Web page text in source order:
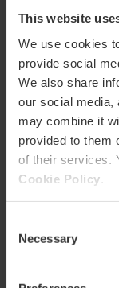
This website
We use cookies
provide social
We also share
our social media,
may combine it
provided to them
of their services.
Cookie Policy
Selection
Necessary
Visita